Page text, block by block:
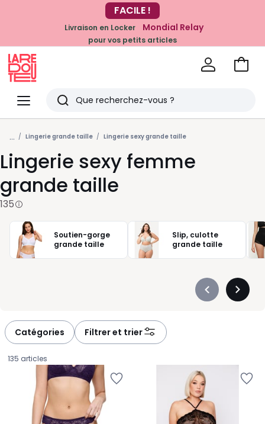
EN CE MOMENT
-20% dès 39€*
sur la mode
Livraison en Locker Mondial Relay
pour vos petits articles
Menu
Redoute
Rechercher
Derniers
articles
vus
Voir
... Lingerie grande taille Lingerie sexy grande taille
Lingerie sexy femme
grande taille
135
Soutien-gorge
grande taille
Slip, culotte
grande taille
Précédent
Catégories Filtrer et trier
135 articles